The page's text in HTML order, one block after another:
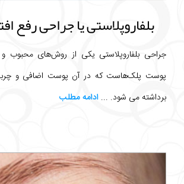
بلفاروپلاستی یا جراحی رفع
جراحی بلفاروپلاستی یکی از روش‌های محبوب و
پوست پلک‌هاست که در آن پوست اضافی و
برداشته می شود. ... ادامه مطلب